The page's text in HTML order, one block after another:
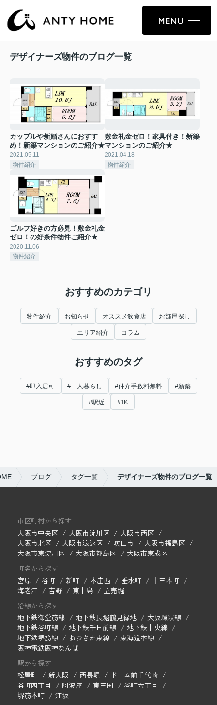
デザイナーズ物件のブログ一覧
カップルや新婚さんにおすす
め！新築マンションのご紹介★
2021.05.11
物件紹介
敷金礼金ゼロ！家具付き！新築
マンションのご紹介★
2021.04.18
物件紹介
ゴルフ好きの方必見！敷金礼金
ゼロ！の好条件物件ご紹介★
2020.11.06
物件紹介
おすすめのカテゴリ
物件紹介 お知らせ オススメ飲食店 お部屋探し
エリア紹介 コラム
おすすめのタグ
#即入居可 #一人暮らし #仲介手数料無料 #新築
#駅近 #1K
ブログ タグ一覧 デザイナーズ物件のブログ一覧
市区町村から探す
大阪市中央区
大阪市淀川区
大阪市西区
大阪市北区
大阪市浪速区 吹田市
大阪市福島区
大阪市東淀川区
大阪市都島区
大阪市東成区
町名から探す
宮原
谷町 新町 本庄西 垂水町
十三本町
海老江
吉野 東中島
立売堀
沿線から探す
地下鉄御堂筋線
地下鉄長堀鶴見緑地
大阪環状線
地下鉄谷町線
地下鉄千日前線
地下鉄中央線
地下鉄堺筋線
おおさか東線
東海道本線
阪神電鉄阪神なんば
駅から探す
松屋町
新大阪 西長堀
ドーム前千代崎
谷町四丁目
阿波座 東三国
谷町六丁目
堺筋本町
江坂